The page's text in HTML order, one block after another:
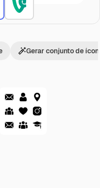
Gerar conjunto de